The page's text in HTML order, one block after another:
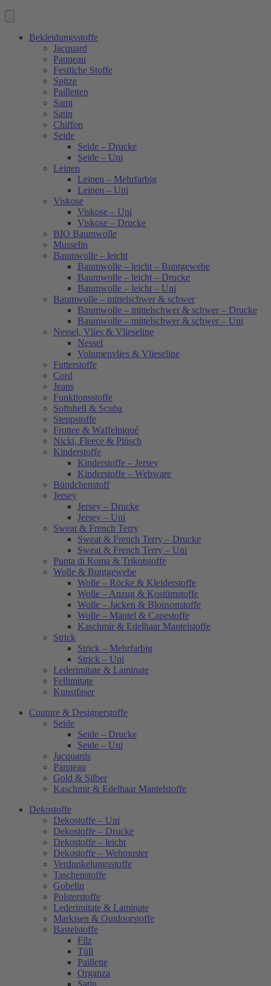
Bekleidungsstoffe
Jacquard
Panneau
Festliche Stoffe
Spitze
Pailletten
Samt
Satin
Chiffon
Seide
Seide – Drucke
Seide – Uni
Leinen
Leinen – Mehrfarbig
Leinen – Uni
Viskose
Viskose – Uni
Viskose – Drucke
BIO Baumwolle
Musselin
Baumwolle – leicht
Baumwolle – leicht – Buntgewebe
Baumwolle – leicht – Drucke
Baumwolle – leicht – Uni
Baumwolle – mittelschwer & schwer
Baumwolle – mittelschwer & schwer – Drucke
Baumwolle – mittelschwer & schwer – Uni
Nessel, Vlies & Vlieseline
Nessel
Volumenvlies & Vlieseline
Futterstoffe
Cord
Jeans
Funktionsstoffe
Softshell & Scuba
Steppstoffe
Frottee & Waffelpiqué
Nicki, Fleece & Plüsch
Kinderstoffe
Kinderstoffe – Jersey
Kinderstoffe – Webware
Bündchenstoff
Jersey
Jersey – Drucke
Jersey – Uni
Sweat & French Terry
Sweat & French Terry – Drucke
Sweat & French Terry – Uni
Punta di Roma & Trikotstoffe
Wolle & Buntgewebe
Wolle – Röcke & Kleiderstoffe
Wolle – Anzug & Kostümstoffe
Wolle – Jacken & Blousonstoffe
Wolle – Mäntel & Capestoffe
Kaschmir & Edelhaar Mantelstoffe
Strick
Strick – Mehrfarbig
Strick – Uni
Lederimitate & Laminate
Fellimitate
Kunstfaser
Couture & Designerstoffe
Seide
Seide – Drucke
Seide – Uni
Jacquards
Panneau
Gold & Silber
Kaschmir & Edelhaar Mantelstoffe
Dekostoffe
Dekostoffe – Uni
Dekostoffe – Drucke
Dekostoffe – leicht
Dekostoffe – Webmuster
Verdunkelungsstoffe
Taschenstoffe
Gobelin
Polsterstoffe
Lederimitate & Laminate
Markisen & Outdoorstoffe
Bastelstoffe
Filz
Tüll
Paillette
Organza
Satin